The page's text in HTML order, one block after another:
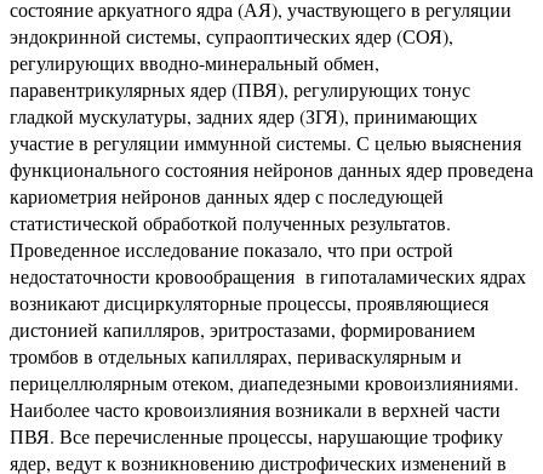
состояние аркуатного ядра (АЯ), участвующего в регуляции
эндокринной системы, супраоптических ядер (СОЯ),
регулирующих вводно-минеральный обмен,
паравентрикулярных ядер (ПВЯ), регулирующих тонус
гладкой мускулатуры, задних ядер (ЗГЯ), принимающих
участие в регуляции иммунной системы. С целью выяснения
функционального состояния нейронов данных ядер проведена
кариометрия нейронов данных ядер с последующей
статистической обработкой полученных результатов.
Проведенное исследование показало, что при острой
недостаточности кровообращения в гипоталамических ядрах
возникают дисциркуляторные процессы, проявляющиеся
дистонией капилляров, эритростазами, формированием
тромбов в отдельных капиллярах, периваскулярным и
перицеллюлярным отеком, диапедезными кровоизлияниями.
Наиболее часто кровоизлияния возникали в верхней части
ПВЯ. Все перечисленные процессы, нарушающие трофику
ядер, ведут к возникновению дистрофических изменений в